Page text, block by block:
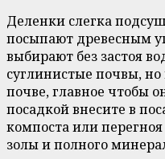
Деленки слегка
посыпают древесным
выбирают без застоя
суглинистые почвы,
почве, главное чтобы
посадкой внесите в
компоста или
золы и полного